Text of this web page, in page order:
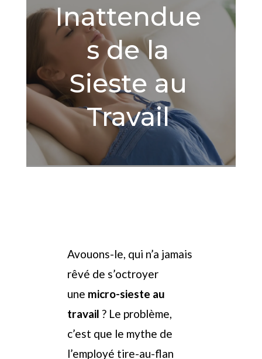
Inattendue
s de la
Sieste au
Travail
Avouons-le, qui n’a jamais
rêvé de s’octroyer
une micro-sieste au
travail ? Le problème,
c’est que le mythe de
l’employé tire-au-flan